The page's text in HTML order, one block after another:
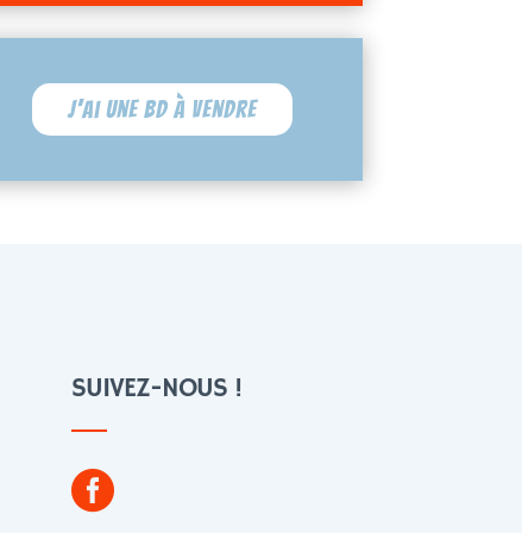
J'ai une BD à vendre
SUIVEZ-NOUS !
